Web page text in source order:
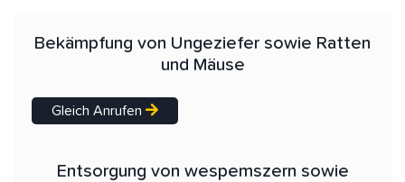
Bekämpfung von Ungeziefer sowie Ratten
und Mäuse
Gleich Anrufen
Entsorgung von wespemszern sowie